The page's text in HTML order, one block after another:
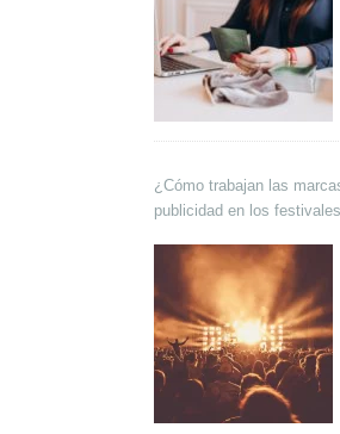
¿Cómo trabajan las
publicidad en los